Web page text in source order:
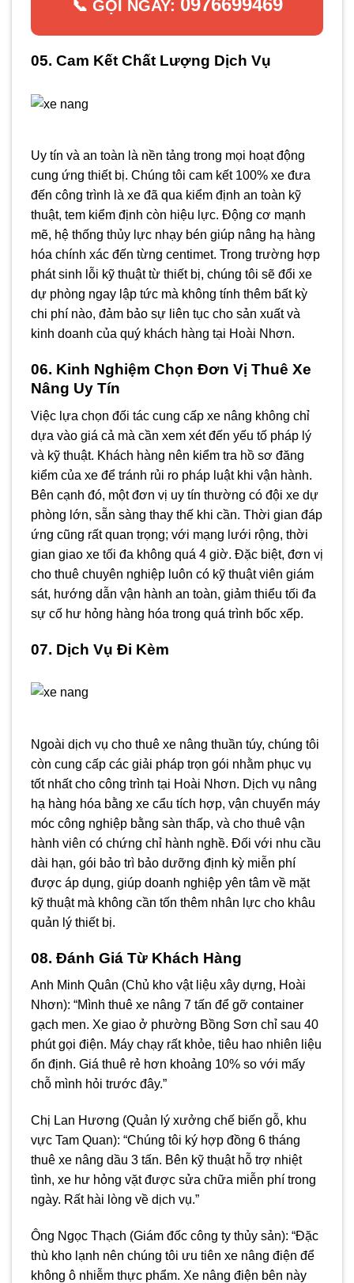
📞 GỌI NGAY: 0976699469
05. Cam Kết Chất Lượng Dịch Vụ
Uy tín và an toàn là nền tảng trong mọi hoạt động
cung ứng thiết bị. Chúng tôi cam kết 100% xe đưa
đến công trình là xe đã qua kiểm định an toàn kỹ
thuật, tem kiểm định còn hiệu lực. Động cơ mạnh
mẽ, hệ thống thủy lực nhạy bén giúp nâng hạ hàng
hóa chính xác đến từng centimet. Trong trường hợp
phát sinh lỗi kỹ thuật từ thiết bị, chúng tôi sẽ đổi xe
dự phòng ngay lập tức mà không tính thêm bất kỳ
chi phí nào, đảm bảo sự liên tục cho sản xuất và
kinh doanh của quý khách hàng tại Hoài Nhơn.
06. Kinh Nghiệm Chọn Đơn Vị Thuê Xe
Nâng Uy Tín
Việc lựa chọn đối tác cung cấp xe nâng không chỉ
dựa vào giá cả mà cần xem xét đến yếu tố pháp lý
và kỹ thuật. Khách hàng nên kiểm tra hồ sơ đăng
kiểm của xe để tránh rủi ro pháp luật khi vận hành.
Bên cạnh đó, một đơn vị uy tín thường có đội xe dự
phòng lớn, sẵn sàng thay thế khi cần. Thời gian đáp
ứng cũng rất quan trọng; với mạng lưới rộng, thời
gian giao xe tối đa không quá 4 giờ. Đặc biệt, đơn vị
cho thuê chuyên nghiệp luôn có kỹ thuật viên giám
sát, hướng dẫn vận hành an toàn, giảm thiểu tối đa
sự cố hư hỏng hàng hóa trong quá trình bốc xếp.
07. Dịch Vụ Đi Kèm
Ngoài dịch vụ cho thuê xe nâng thuần túy, chúng tôi
còn cung cấp các giải pháp trọn gói nhằm phục vụ
tốt nhất cho công trình tại Hoài Nhơn. Dịch vụ nâng
hạ hàng hóa bằng xe cẩu tích hợp, vận chuyển máy
móc công nghiệp bằng sàn thấp, và cho thuê vận
hành viên có chứng chỉ hành nghề. Đối với nhu cầu
dài hạn, gói bảo trì bảo dưỡng định kỳ miễn phí
được áp dụng, giúp doanh nghiệp yên tâm về mặt
kỹ thuật mà không cần tốn thêm nhân lực cho khâu
quản lý thiết bị.
08. Đánh Giá Từ Khách Hàng
Anh Minh Quân (Chủ kho vật liệu xây dựng, Hoài
Nhơn): “Mình thuê xe nâng 7 tấn để gỡ container
gạch men. Xe giao ở phường Bồng Sơn chỉ sau 40
phút gọi điện. Máy chạy rất khỏe, tiêu hao nhiên liệu
ổn định. Giá thuê rẻ hơn khoảng 10% so với mấy
chỗ mình hỏi trước đây.”
Chị Lan Hương (Quản lý xưởng chế biến gỗ, khu
vực Tam Quan): “Chúng tôi ký hợp đồng 6 tháng
thuê xe nâng dầu 3 tấn. Bên kỹ thuật hỗ trợ nhiệt
tình, xe hư hỏng vặt được sửa chữa miễn phí trong
ngày. Rất hài lòng về dịch vụ.”
Ông Ngọc Thạch (Giám đốc công ty thủy sản): “Đặc
thù kho lạnh nên chúng tôi ưu tiên xe nâng điện để
không ô nhiễm thực phẩm. Xe nâng điện bên này